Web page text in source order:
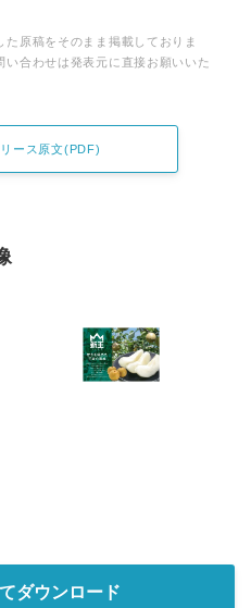
原稿をそのまま掲載しておりま
合わせは発表元に直接お願いいた
ース原文(PDF)
ダウンロード